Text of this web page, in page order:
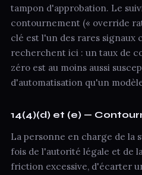
tampon d'approbation. Le
contournement (« override
clé est l'un des rares signaux
recherchent ici : un taux de
zéro est au moins aussi
d'automatisation qu'un
14(4)(d) et (e) —
La personne en charge de la
fois de l'autorité légale et de
friction excessive, d'écarter